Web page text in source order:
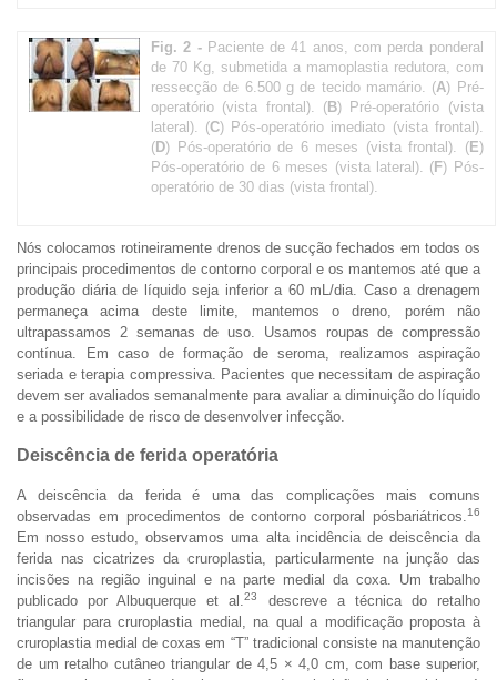
Fig. 2 - Paciente de 41 anos, com perda ponderal
de 70 Kg, submetida a mamoplastia redutora, com
ressecção de 6.500 g de tecido mamário. (A) Pré-
operatório (vista frontal). (B) Pré-operatório (vista
lateral). (C) Pós-operatório imediato (vista frontal).
( D) Pós-operatório de 6 meses (vista frontal). (E)
Pós-operatório de 6 meses (vista lateral). ( F) Pós-
operatório de 30 dias (vista frontal).
Nós colocamos rotineiramente drenos de sucção fechados em todos os
principais procedimentos de contorno corporal e os mantemos até que a
produção diária de líquido seja inferior a 60 mL/dia. Caso a drenagem
permaneça acima deste limite, mantemos o dreno, porém não
ultrapassamos 2 semanas de uso. Usamos roupas de compressão
contínua. Em caso de formação de seroma, realizamos aspiração
seriada e terapia compressiva. Pacientes que necessitam de aspiração
devem ser avaliados semanalmente para avaliar a diminuição do líquido
e a possibilidade de risco de desenvolver infecção.
Deiscência de ferida operatória
A deiscência da ferida é uma das complicações mais comuns
observadas em procedimentos de contorno corporal pósbariátricos. 16
Em nosso estudo, observamos uma alta incidência de deiscência da
ferida nas cicatrizes da cruroplastia, particularmente na junção das
incisões na região inguinal e na parte medial da coxa. Um trabalho
publicado por Albuquerque et al.23
descreve a técnica do retalho
triangular para cruroplastia medial, na qual a modificação proposta à
cruroplastia medial de coxas em “T” tradicional consiste na manutenção
de um retalho cutâneo triangular de 4,5 × 4,0 cm, com base superior,